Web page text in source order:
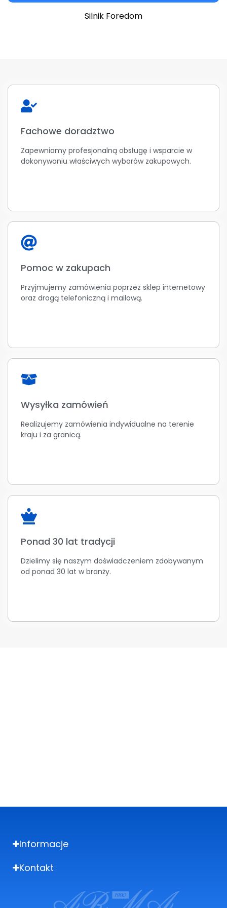
Silnik Foredom
Fachowe doradztwo
Zapewniamy profesjonalną obsługę i wsparcie w
dokonywaniu właściwych wyborów zakupowych.
Pomoc w zakupach
Przyjmujemy zamówienia poprzez sklep internetowy
oraz drogą telefoniczną i mailową.
Wysyłka zamówień
Realizujemy zamówienia indywidualne na terenie
kraju i za granicą.
Ponad 30 lat tradycji
Dzielimy się naszym doświadczeniem zdobywanym
od ponad 30 lat w branży.
Informacje
Kontakt